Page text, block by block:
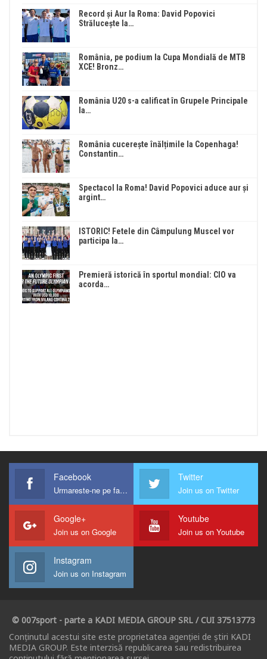
Record și Aur la Roma: David Popovici
Strălucește la…
România, pe podium la Cupa Mondială de MTB
XCE! Bronz…
România U20 s-a calificat în Grupele Principale
la…
România cucerește înălțimile la Copenhaga!
Constantin…
Spectacol la Roma! David Popovici aduce aur și
argint…
ISTORIC! Fetele din Câmpulung Muscel vor
participa la…
Premieră istorică în sportul mondial: CIO va
acorda…
Facebook
Urmareste-ne pe facebook !
Twitter
Join us on Twitter
Google+
Join us on Google
Youtube
Join us on Youtube
Instagram
Join us on Instagram
© 007sport - parte a KADI MEDIA GROUP SRL / CUI 37513773
Conținutul acestui site este proprietatea agenției de știri KADI
MEDIA GROUP. Este interzisă republicarea sau redistribuirea